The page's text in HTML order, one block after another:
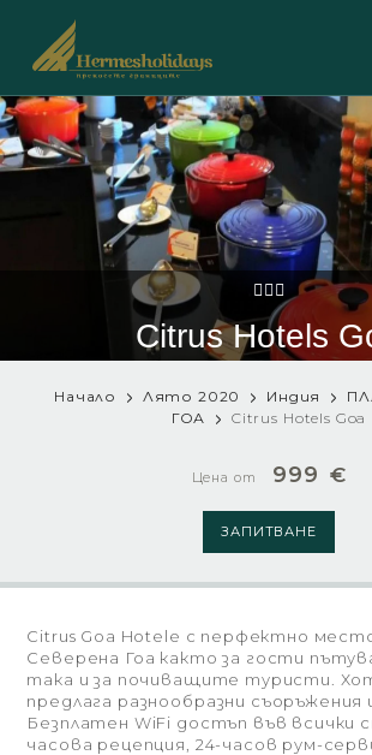
Citrus Hotels
Начало Лято 2020 Индия
ГОА
Citrus Hotels Goa
Цена от 999 €
ЗАПИТВАНЕ
Citrus Goa Hotelе с перфектно
Северена Гоа както за гости
така и за почиващите туристи.
предлага разнообразни съоръжения и
Безплатен WiFi достъп във всички
часова рецепция, 24-часов рум-